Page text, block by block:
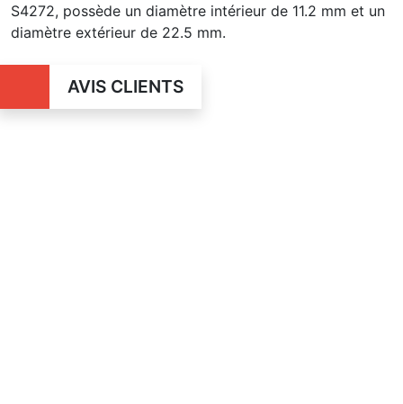
S4272, possède un diamètre intérieur de 11.2 mm et un
diamètre extérieur de 22.5 mm.
AVIS CLIENTS